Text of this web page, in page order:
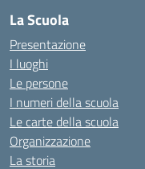
La Scuola
Presentazione
I luoghi
Le persone
I numeri della scuola
Le carte della scuola
Organizzazione
La storia